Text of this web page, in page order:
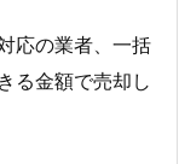
応の業者、一括
る金額で売却し